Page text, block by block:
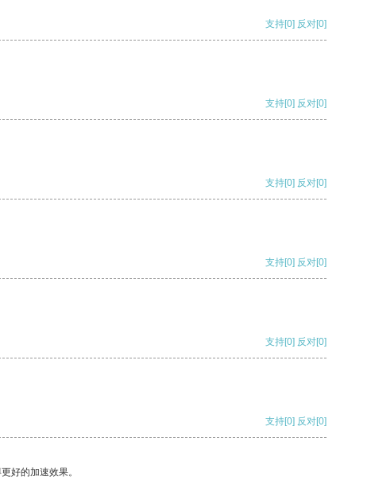
支持[0] 反对[0]
支持[0] 反对[0]
支持[0] 反对[0]
支持[0] 反对[0]
支持[0] 反对[0]
支持[0] 反对[0]
好的加速效果。